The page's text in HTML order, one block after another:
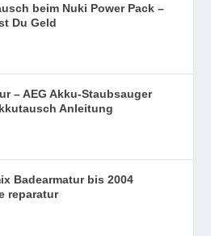
beim Nuki Power Pack –
Du Geld
– AEG Akku-Staubsauger
Anleitung
Badearmatur bis 2004
reparatur